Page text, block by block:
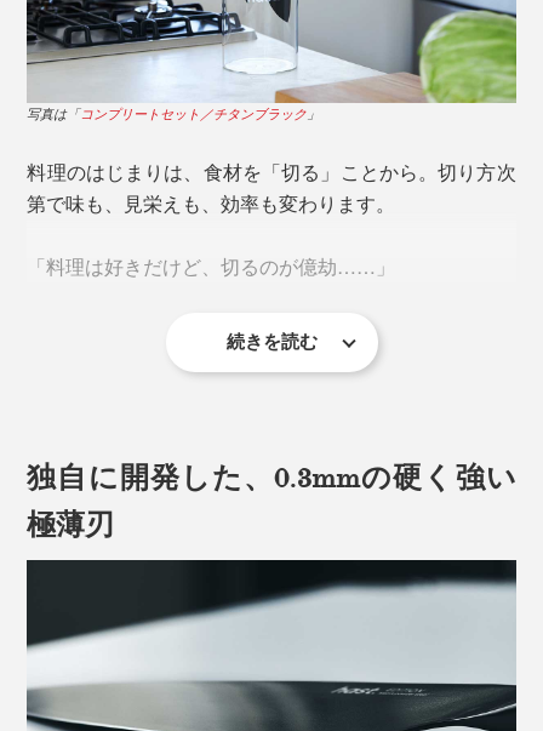
写真は「コンプリートセット／チタンブラック 」
料理のはじまりは、食材を「切る」ことから。切り方次
第で味も、見栄えも、効率も変わります。
「料理は好きだけど、切るのが億劫……」
料理を息抜きとして楽しむ人も、日々のタスクとしてこ
なしている人も、『hast.』のエディションナイフで「切
続きを読む
独自に開発した、0.3mmの硬く強い
極薄刃